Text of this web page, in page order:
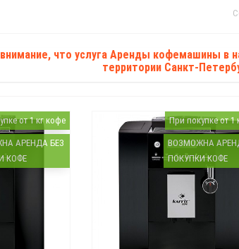
что услуга Аренды кофемашины в
территории Санкт-
от 1 кг кофе
АРЕНДА БЕЗ
КОФЕ
При покупке от 1
ВОЗМОЖНА
ПОКУПКИ КОФЕ